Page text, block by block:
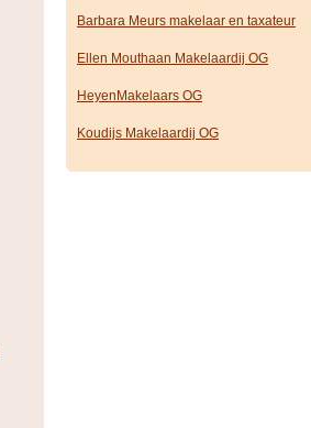
Barbara Meurs makelaar en taxateur
Ellen Mouthaan Makelaardij OG
HeyenMakelaars OG
Koudijs Makelaardij OG